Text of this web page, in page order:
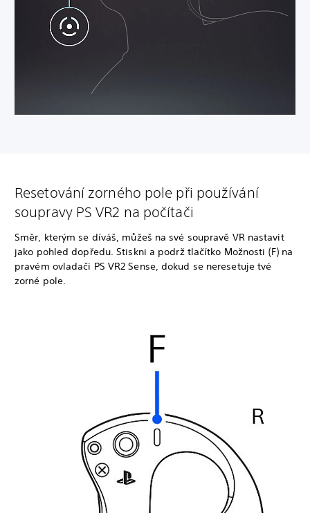
Resetování zorného pole při používání
soupravy PS VR2 na počítači
Směr, kterým se díváš, můžeš na své soupravě VR nastavit
jako pohled dopředu. Stiskni a podrž tlačítko Možnosti (F) na
pravém ovladači PS VR2 Sense, dokud se neresetuje tvé
zorné pole.